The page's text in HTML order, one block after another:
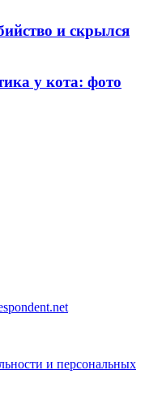
и скрылся
у кота: фото
и персональных